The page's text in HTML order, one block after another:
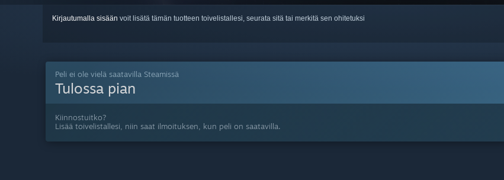
Kirjautumalla sisään voit lisätä tämän tuotteen toivelistallesi, seurata sitä tai merkitä sen ohitetuksi
Peli ei ole vielä saatavilla Steamissä
Tulossa pian
Kiinnostuitko?
Lisää toivelistallesi, niin saat ilmoituksen, kun peli on saatavilla.